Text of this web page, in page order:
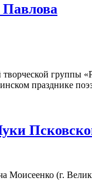
празднике
Моисеенко (г.